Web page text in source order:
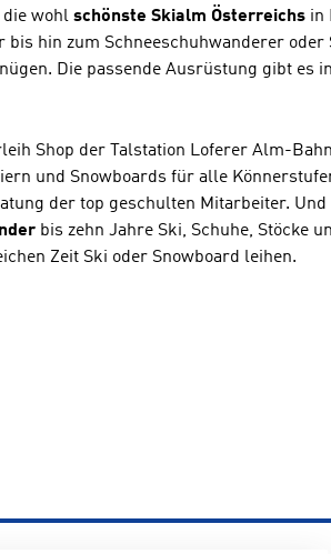
wohl schönste Skialm Österreichs in
bis hin zum Schneeschuhwanderer
Die passende Ausrüstung gibt es
Shop der Talstation Loferer Alm-
und Snowboards für alle
der top geschulten Mitarbeiter.
bis zehn Jahre Ski, Schuhe, Stöcke
Zeit Ski oder Snowboard leihen.